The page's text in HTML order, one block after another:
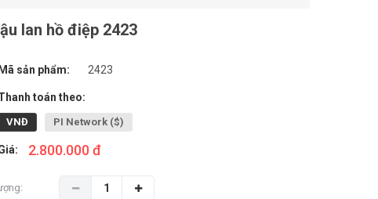
lan hồ điệp 2423
Mã sản phẩm: 2423
toán theo:
VNĐ PI Network ($)
2.800.000 đ